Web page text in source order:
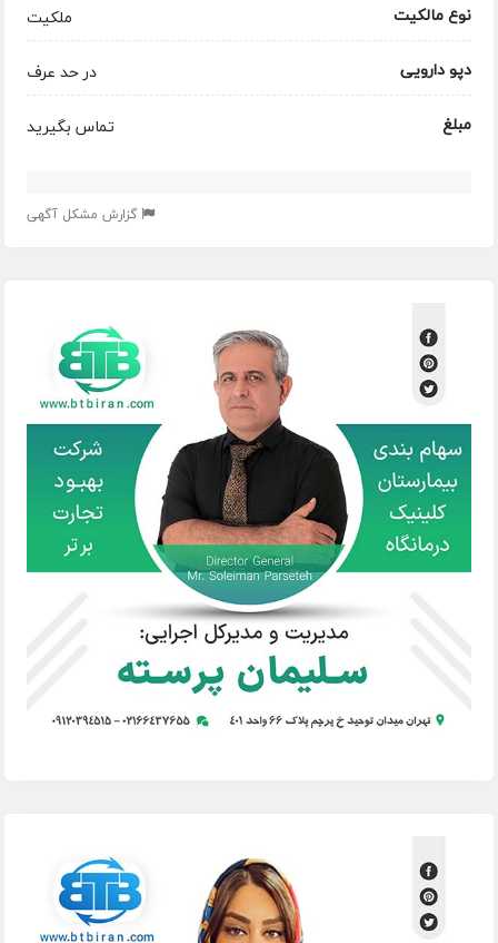
نوع مالکیت
ملکیت
دپو دارویی
در حد عرف
مبلغ
تماس بگیرید
گزارش مشکل آگهی